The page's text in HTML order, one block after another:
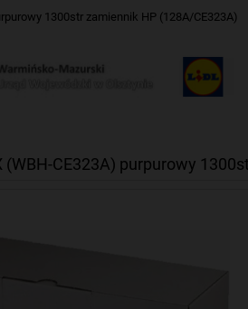
1300str zamiennik HP (128A/CE323A)
(WBH-CE323A) purpurowy